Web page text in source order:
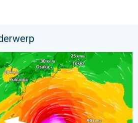
Japan. Veel regen en wind. . .